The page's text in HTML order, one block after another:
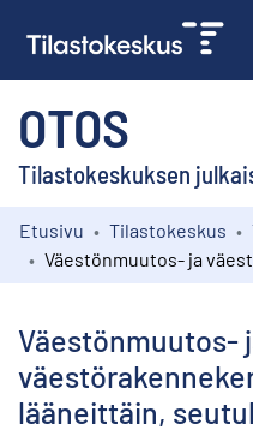
OTOS
Tilastokeskuksen
Kokoelmat
Etusivu Tilastokeskus
Väestönmuutos-
lääneittäin,